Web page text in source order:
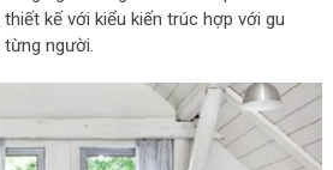
kế với kiểu kiến trúc hợp với gu
người.